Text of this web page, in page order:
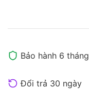
Bảo hành 6 tháng
Đổi trả 30 ngày